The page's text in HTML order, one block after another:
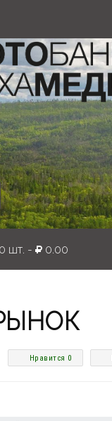
0 шт. - 0.00
Нравится 0